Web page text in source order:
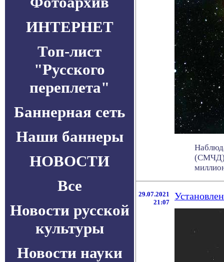
ИНТЕРНЕТ
Топ-лист
"Русского
переплета"
Баннерная сеть
Наши баннеры
НОВОСТИ
Все
Новости русской
культуры
Новости науки
(СМЧД),
29.07.2021
21:07